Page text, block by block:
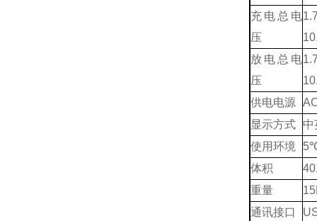
充电总电
压
放电总电
压
供电电源
显示方式
中
使用环境
5
体积
重量
通讯接口